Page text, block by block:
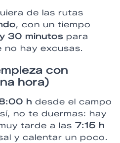
de las rutas
, con un tiempo
30 minutos para
no hay excusas.
con
hora)
h desde el campo
no te duermas: hay
tarde a las 7:15 h
y calentar un poco.